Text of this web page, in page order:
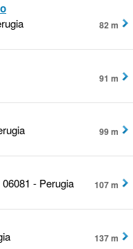
82 m
91 m
99 m
- Perugia
107 m
137 m